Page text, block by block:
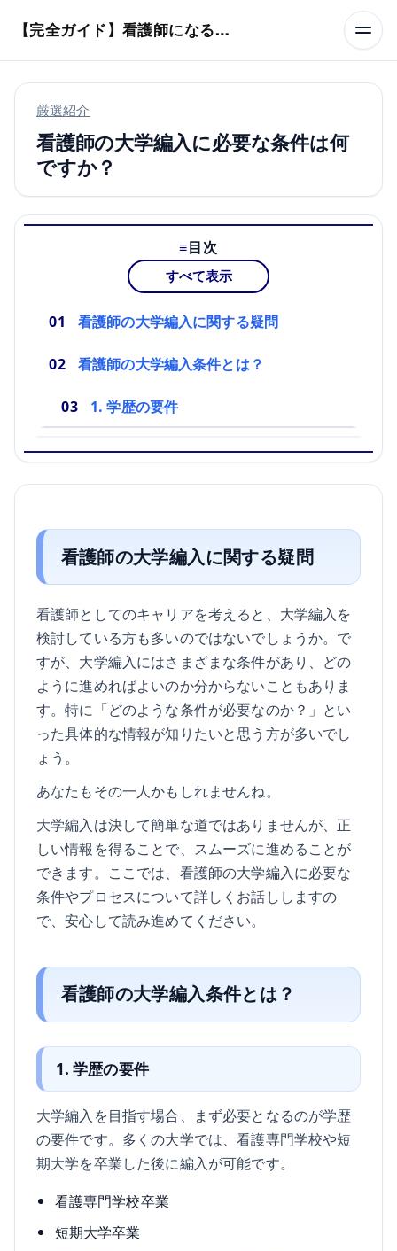
【完全ガイド】看護師になるまでのステップ＆スケジュール
厳選紹介
看護師の大学編入に必要な条件は何
ですか？
目次
すべて表示
看護師の大学編入に関する疑問
看護師の大学編入条件とは？
1. 学歴の要件
看護師の大学編入に関する疑問
看護師としてのキャリアを考えると、大学編入を
検討している方も多いのではないでしょうか。で
すが、大学編入にはさまざまな条件があり、どの
ように進めればよいのか分からないこともありま
す。特に「どのような条件が必要なのか？」とい
った具体的な情報が知りたいと思う方が多いでし
ょう。
あなたもその一人かもしれませんね。
大学編入は決して簡単な道ではありませんが、正
しい情報を得ることで、スムーズに進めることが
できます。ここでは、看護師の大学編入に必要な
条件やプロセスについて詳しくお話ししますの
で、安心して読み進めてください。
看護師の大学編入条件とは？
1. 学歴の要件
大学編入を目指す場合、まず必要となるのが学歴
の要件です。多くの大学では、看護専門学校や短
期大学を卒業した後に編入が可能です。
看護専門学校卒業
短期大学卒業